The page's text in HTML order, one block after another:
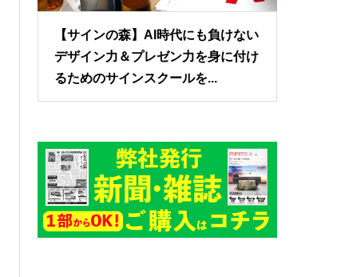
【サインの森】AI時代にも負けない
デザイン力＆プレゼン力を身に付け
るためのサインスクールを...